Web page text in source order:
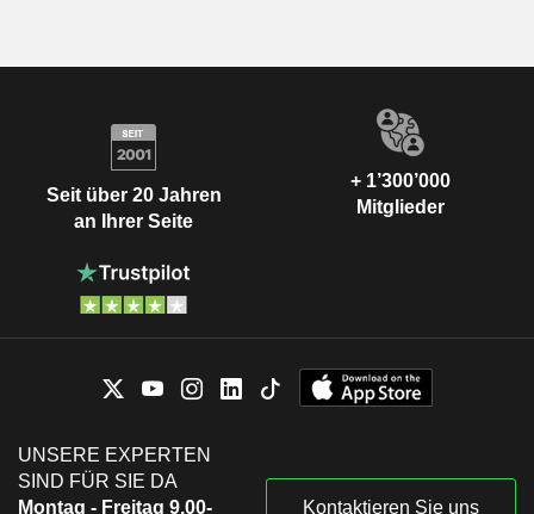
Seit über 20 Jahren
an Ihrer Seite
+ 1’300’000
Mitglieder
UNSERE EXPERTEN
SIND FÜR SIE DA
Montag - Freitag 9.00-
Kontaktieren Sie uns